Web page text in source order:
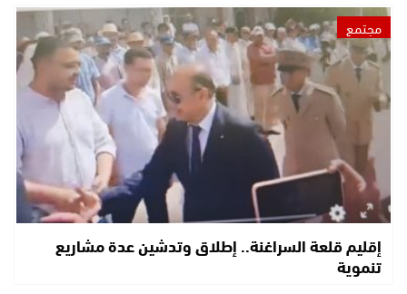
مجتمع
إقليم قلعة السراغنة.. إطلاق وتدشين عدة مشاريع
تنموية